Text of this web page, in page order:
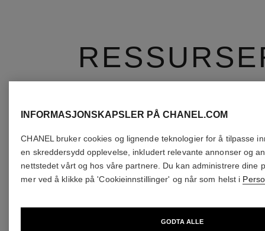
OG
Oppdag mer om vår
tilnærming til bærekraft
og fremdriften vår.
INFORMASJONSKAPSLER PÅ CHANEL.COM
CHANEL bruker cookies og lignende teknologier for å tilpasse
en skreddersydd opplevelse, inkludert relevante annonser og
nettstedet vårt og hos våre partnere. Du kan administrere dine
mer ved å klikke på 'Cookieinnstillinger' og når som helst i
GODTA ALLE